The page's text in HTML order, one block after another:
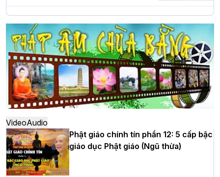
Hà Nội: Long trọng lễ khởi công xây
dựng Trung tâm văn hóa Phật giáo Thủ
đô
Hà Nội: Ngày tu học cuối cùng khép lại
khóa sinh hoạt Phật pháp mùa hè lần
thứ XIV tại chùa Bằng
Học yêu thương trong ngày tu tập thứ
tư của Khóa sinh hoạt Phật pháp mùa
VideoAudio
Phật giáo chính tín phần 12: 5 cấp bậc
giáo dục Phật giáo (Ngũ thừa)